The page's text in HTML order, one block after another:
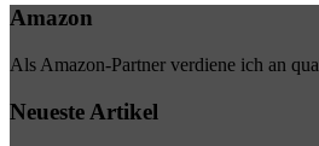
Amazon
Als Amazon-Partner verdiene ich an
Neueste Artikel